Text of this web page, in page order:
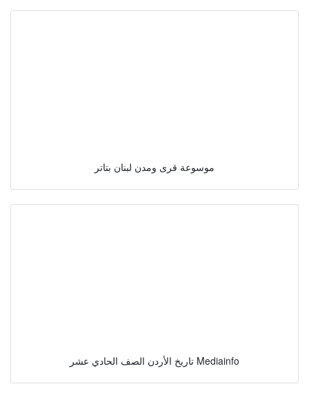
موسوعة قرى ومدن لبنان بتاتر
تاريخ الأردن الصف الحادي عشر Mediainfo